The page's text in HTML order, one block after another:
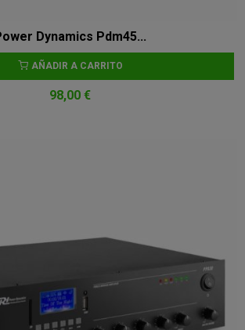
Dynamics Pdm45...
AÑADIR A CARRITO
98,00 €